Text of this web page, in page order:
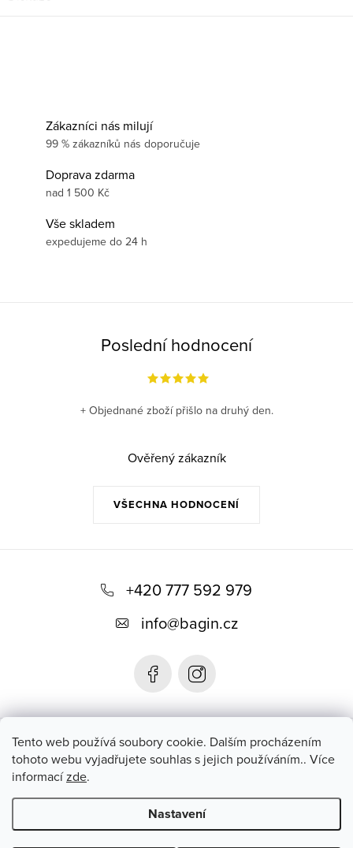
Tento web používá soubory cookie. Dalším procházením
tohoto webu vyjadřujete souhlas s jejich používáním.. Více
informacízde.
Nastavení
Zákazníci nás milují
99 % zákazníků nás doporučuje
Doprava zdarma
nad 1 500 Kč
Vše skladem
expedujeme do 24 h
Poslední hodnocení
VŠECHNA HODNOCENÍ
+ Objednané zboží přišlo na druhý den.
Ověřený zákazník
+420 777 592 979
info@bagin.cz
Bagin.cz
Instagram
Copyright 2026Bagin.cz. Všechna práva vyhrazena.Upravit